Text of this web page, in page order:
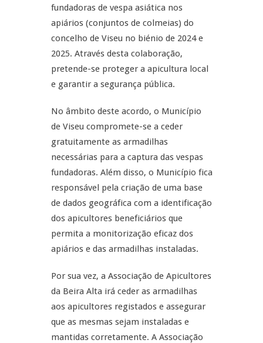
fundadoras de vespa asiática nos
apiários (conjuntos de colmeias) do
concelho de Viseu no biénio de 2024 e
2025. Através desta colaboração,
pretende-se proteger a apicultura local
e garantir a segurança pública.
No âmbito deste acordo, o Município
de Viseu compromete-se a ceder
gratuitamente as armadilhas
necessárias para a captura das vespas
fundadoras. Além disso, o Município fica
responsável pela criação de uma base
de dados geográfica com a identificação
dos apicultores beneficiários que
permita a monitorização eficaz dos
apiários e das armadilhas instaladas.
Por sua vez, a Associação de Apicultores
da Beira Alta irá ceder as armadilhas
aos apicultores registados e assegurar
que as mesmas sejam instaladas e
mantidas corretamente. A Associação